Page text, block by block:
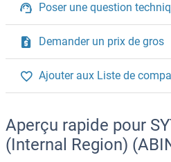
Poser une question
Demander un prix de gros
Ajouter aux Liste de
Aperçu rapide pour
(Internal Region)